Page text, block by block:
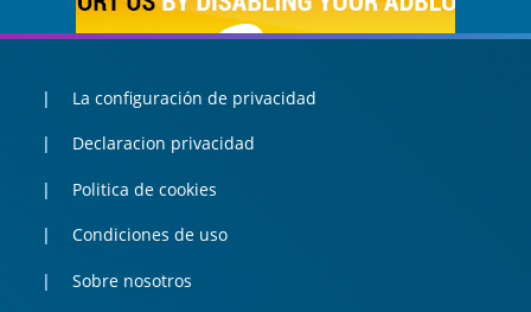
La configuración de privacidad
Declaracion privacidad
Politica de cookies
Condiciones de uso
Sobre nosotros